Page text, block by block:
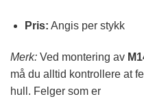
Pris: Angis per stykk
Merk: Ved montering av
må du alltid kontrollere at
hull. Felger som er